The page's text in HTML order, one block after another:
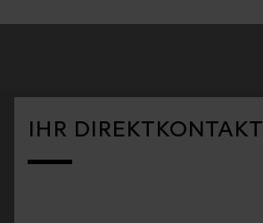
IHR DIREKTKONTAKT